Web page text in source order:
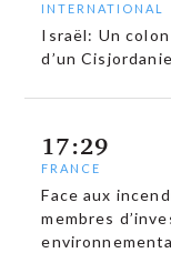
INTERNATIONAL
Israël: Un
d’un
17:29
FRANCE
Face aux
membres